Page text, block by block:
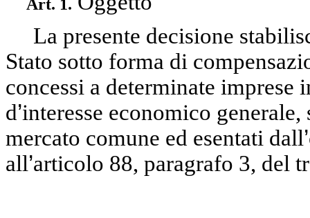
Art. 1.
La presente decisione
Stato sotto forma di
concessi a determinate
d’interesse economico
mercato comune ed esentati dall’
all’articolo 88, paragrafo 3, del